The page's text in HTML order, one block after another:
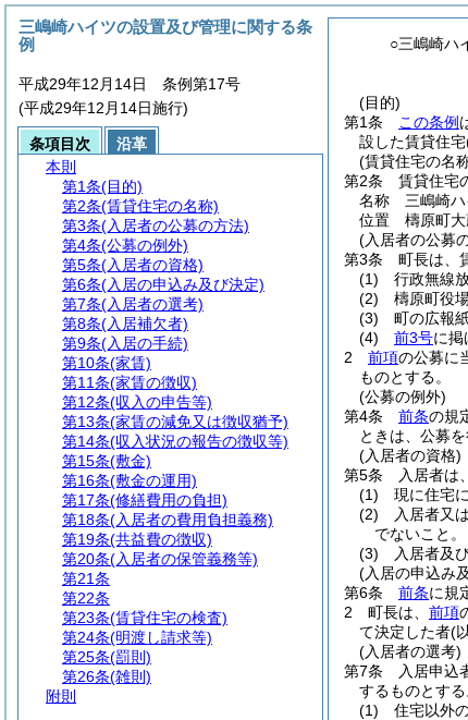
○三嶋崎ハ
(目的)
第1条
この条例
設した賃貸住宅
(賃貸住宅の名
第2条
賃貸住宅
名称 三嶋崎ハ
位置 檮原町大
(入居者の公募
第3条
町長は、
(1)
行政無線
(2)
檮原町役
(3)
町の広報
(4)
前3号に掲
2
前項の公募に
ものとする。
(公募の例外)
第4条
前条の規
ときは、公募
(入居者の資格)
第5条
入居者は
(1)
現に住宅
(2)
入居者又
でないこと。
(3)
入居者及
(入居の申込み
第6条
前条に規
2
町長は、 前項
て決定した者(
(入居者の選考)
第7条
入居申込
するものとする
(1)
住宅以外
三嶋崎ハイツの設置及び管理に関する条
例
平成29年12月14日 条例第17号
(平成29年12月14日施行)
条項目次
沿革
本則
第1条(目的)
第2条(賃貸住宅の名称)
第3条(入居者の公募の方法)
第4条(公募の例外)
第5条(入居者の資格)
第6条(入居の申込み及び決定)
第7条(入居者の選考)
第8条(入居補欠者)
第9条(入居の手続)
第10条(家賃)
第11条(家賃の徴収)
第12条(収入の申告等)
第13条(家賃の減免又は徴収猶予)
第14条(収入状況の報告の徴収等)
第15条(敷金)
第16条(敷金の運用)
第17条(修繕費用の負担)
第18条(入居者の費用負担義務)
第19条(共益費の徴収)
第20条(入居者の保管義務等)
第21条
第22条
第23条(賃貸住宅の検査)
第24条(明渡し請求等)
第25条(罰則)
第26条(雑則)
附則